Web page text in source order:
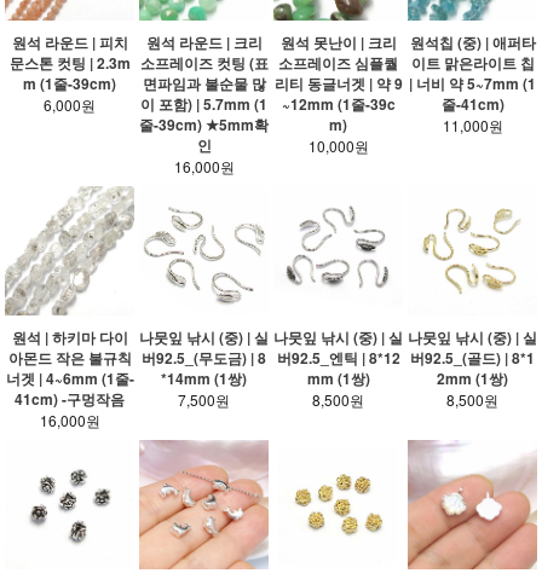
원석 라운드 | 피치
문스톤 컷팅 | 2.3m
m (1줄-39cm)
6,000원
원석 라운드 | 크리
소프레이즈 컷팅 (표
면파임과 불순물 많
이 포함) | 5.7mm (1
줄-39cm) ★5mm확
인
16,000원
원석 못난이 | 크리
소프레이즈 심플퀄
리티 동글너겟 | 약 9
~12mm (1줄-39c
m)
10,000원
원석칩 (중) | 애퍼타
이트 맑은라이트 칩
| 너비 약 5~7mm (1
줄-41cm)
11,000원
원석 | 하키마 다이
아몬드 작은 불규칙
너겟 | 4~6mm (1줄-
41cm) -구멍작음
16,000원
나뭇잎 낚시 (중) | 실
버92.5_(무도금) | 8
*14mm (1쌍)
7,500원
나뭇잎 낚시 (중) | 실
버92.5_엔틱 | 8*12
mm (1쌍)
8,500원
나뭇잎 낚시 (중) | 실
버92.5_(골드) | 8*1
2mm (1쌍)
8,500원